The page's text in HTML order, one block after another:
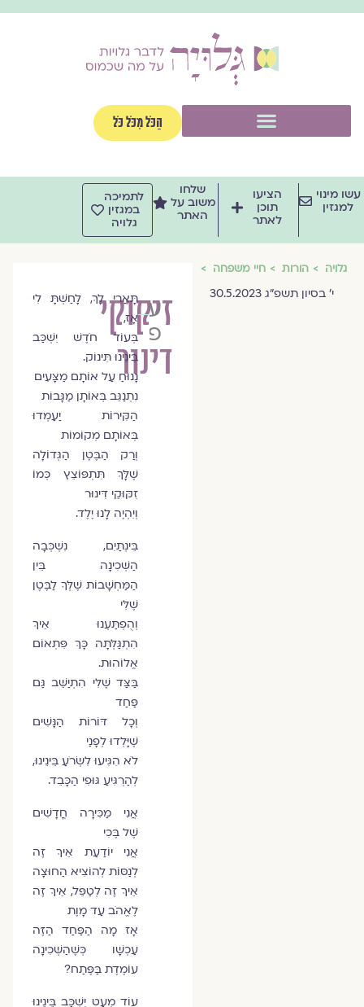
הַכֹּל מִכֹּל כֹּל
מינוי
למגזין
הציעו
תוכן
לאתר
שלחו
משוב על
האתר
לתמיכה
במגזין
גלויה
גלויה הורות חיי משפחה
י׳ בסיון תשפ״ג 30.5.2023
זיקוקי
דינור
עדי
פלד-שריג
תָּאֲרִי לָךְ, לָחַשְׁתָּ לִי
אָז,
בְּעוֹד חֹדֶשׁ יִשְׁכַּב
בֵּינֵינוּ תִּינוֹק.
נָנוּחַ עַל אוֹתָם מַצָּעִים
נִתְנַגֵּב בְּאוֹתָן מַגָּבוֹת
הַקִּירוֹת יַעַמְדוּ
בְּאוֹתָם מְקוֹמוֹת
וְרַק הַבֶּטֶן הַגְּדוֹלָה
שֶׁלָּךְ תִּתְפּוֹצֵץ כְּמוֹ
זִקּוּקֵי דִּינוּר
וְיִהְיֶה לָנוּ יֶלֶד.
בֵּינְתַיִם, נִשְׁכְּבָה
הַשְּׁכִינָה בֵּין
הַמַּחְשָׁבוֹת שֶׁלְּךָ לַבֶּטֶן
שֶׁלִּי
וְהֻפְתַּעְנוּ אֵיךְ
הִתְגַּלְּתָה כָּךְ פִּתְאוֹם
אֱלוֹהוּת.
בַּצַּד שֶׁלִּי הִתְיַשֵּׁב גַּם
פַּחַד
וְכָל דּוֹרוֹת הַנָּשִׁים
שֶׁיָּלְדוּ לְפָנַי
לֹא הִגִּיעוּ לִשְׂרֹעַ בֵּינֵינוּ,
לְהַרְגִּיעַ גּוּפִי הַכָּבֵד.
אֲנִי מַכִּירָה חֳדָשִׁים
שֶׁל בֶּכִי
אֲנִי יוֹדַעַת אֵיךְ זֶה
לְנַסּוֹת לְהוֹצִיא הַחוּצָה
אֵיךְ זֶה לְטַפֵּל, אֵיךְ זֶה
לֶאֱהֹב עַד מָוֶת
אָז מָה הַפַּחַד הַזֶּה
עַכְשָׁו כְּשֶׁהַשְּׁכִינָה
עוֹמֶדֶת בַּפֶּתַח?
עוֹד מְעַט יִשְׁכַּב בֵּינֵינוּ